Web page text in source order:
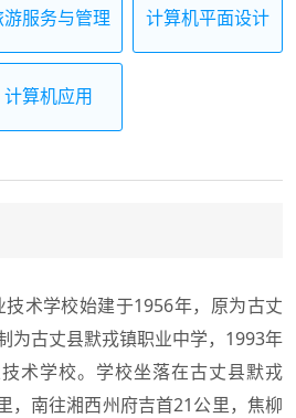
游服务与管理 计算机平面设计
计算机应用
术学校始建于1956年，原为古丈
为古丈县默戎镇职业中学，1993年
术学校。学校坐落在古丈县默戎
，南往湘西州府吉首21公里，焦柳